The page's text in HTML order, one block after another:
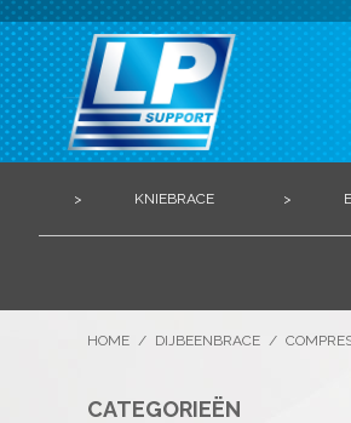
> KNIEBRACE >
HOME / DIJBEENBRACE /
CATEGORIEËN